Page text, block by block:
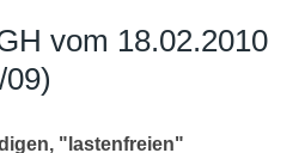
vom 18.02.2010
"lastenfreien"